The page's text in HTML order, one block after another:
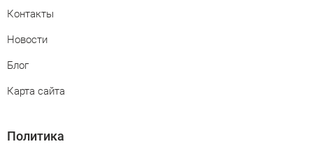
Контакты
Новости
Блог
Карта сайта
Политика